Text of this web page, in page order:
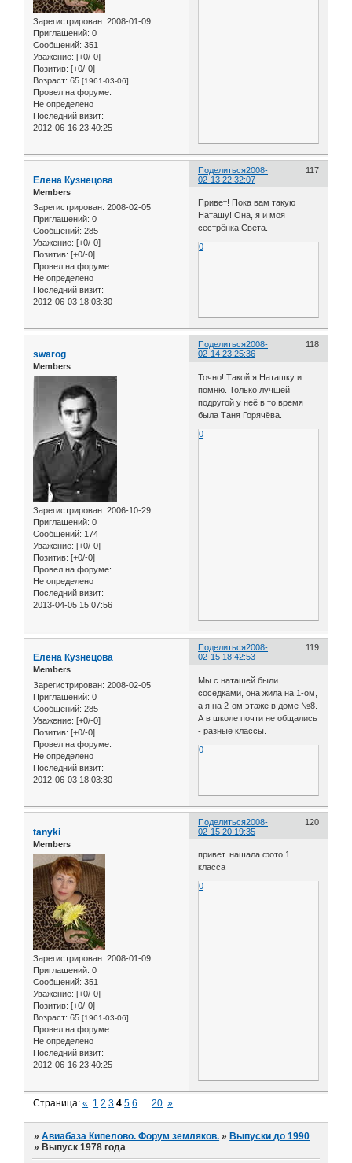
Зарегистрирован: 2008-01-09
Приглашений: 0
Сообщений: 351
Уважение: [+0/-0]
Позитив: [+0/-0]
Возраст: 65 [1961-03-06]
Провел на форуме:
Не определено
Последний визит:
2012-06-16 23:40:25
Поделиться 117
2008-
02-13 22:32:07
Елена Кузнецова
Members
Зарегистрирован: 2008-02-05
Приглашений: 0
Сообщений: 285
Уважение: [+0/-0]
Позитив: [+0/-0]
Провел на форуме:
Не определено
Последний визит:
2012-06-03 18:03:30
Привет! Пока вам такую
Наташу! Она, я и моя
сестрёнка Света.
0
Поделиться 118
2008-
02-14 23:25:36
swarog
Members
Зарегистрирован: 2006-10-29
Приглашений: 0
Сообщений: 174
Уважение: [+0/-0]
Позитив: [+0/-0]
Провел на форуме:
Не определено
Последний визит:
2013-04-05 15:07:56
Точно! Такой я Наташку и
помню. Только лучшей
подругой у неё в то время
была Таня Горячёва.
0
Поделиться 119
2008-
02-15 18:42:53
Елена Кузнецова
Members
Зарегистрирован: 2008-02-05
Приглашений: 0
Сообщений: 285
Уважение: [+0/-0]
Позитив: [+0/-0]
Провел на форуме:
Не определено
Последний визит:
2012-06-03 18:03:30
Мы с наташей были
соседками, она жила на 1-ом,
а я на 2-ом этаже в доме №8.
А в школе почти не общались
- разные классы.
0
Поделиться 120
2008-
02-15 20:19:35
tanyki
Members
Зарегистрирован: 2008-01-09
Приглашений: 0
Сообщений: 351
Уважение: [+0/-0]
Позитив: [+0/-0]
Возраст: 65 [1961-03-06]
Провел на форуме:
Не определено
Последний визит:
2012-06-16 23:40:25
привет. нашала фото 1
класса
0
Страница:« 1 2 3 4 5 6 … 20 »
»Авиабаза Кипелово. Форум земляков. »Выпуски до 1990
»Выпуск 1978 года